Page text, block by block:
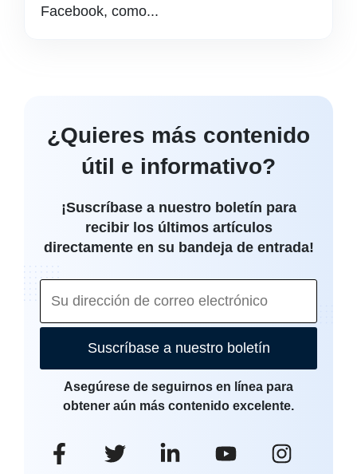
Facebook, como...
¿Quieres más contenido
útil e informativo?
¡Suscríbase a nuestro boletín para
recibir los últimos artículos
directamente en su bandeja de entrada!
Suscríbase a nuestro boletín
Asegúrese de seguirnos en línea para
obtener aún más contenido excelente.